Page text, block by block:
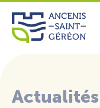
Aller
contenu
Actualités
Panneau de gestion